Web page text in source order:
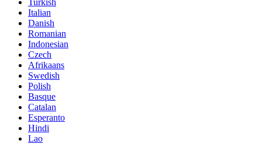
Turkish
Italian
Danish
Romanian
Indonesian
Czech
Afrikaans
Swedish
Polish
Basque
Catalan
Esperanto
Hindi
Lao